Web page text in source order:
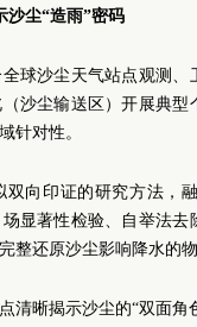
沙尘“造雨”密码
球沙尘天气站点观测
沙尘输送区）开展典型
针对性。
双向印证的研究方法，
显著性检验、自举法去
整还原沙尘影响降水的物
清晰揭示沙尘的“双面